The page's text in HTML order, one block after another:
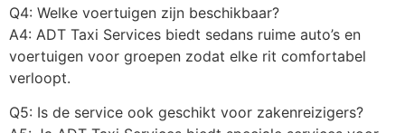
Q4: Welke voertuigen zijn beschikbaar?
A4: ADT Taxi Services biedt sedans ruime auto’s en
voertuigen voor groepen zodat elke rit comfortabel
verloopt.
Q5: Is de service ook geschikt voor zakenreizigers?